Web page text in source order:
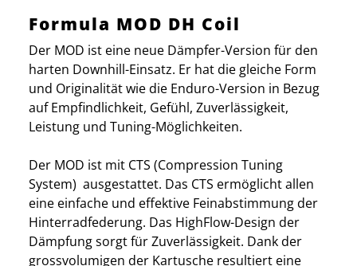
Formula MOD DH Coil
Der MOD ist eine neue Dämpfer-Version für den
harten Downhill-Einsatz. Er hat die gleiche Form
und Originalität wie die Enduro-Version in Bezug
auf Empfindlichkeit, Gefühl, Zuverlässigkeit,
Leistung und Tuning-Möglichkeiten.
Der MOD ist mit CTS (Compression Tuning
System) ausgestattet. Das CTS ermöglicht allen
eine einfache und effektive Feinabstimmung der
Hinterradfederung. Das HighFlow-Design der
Dämpfung sorgt für Zuverlässigkeit. Dank der
grossvolumigen der Kartusche resultiert eine